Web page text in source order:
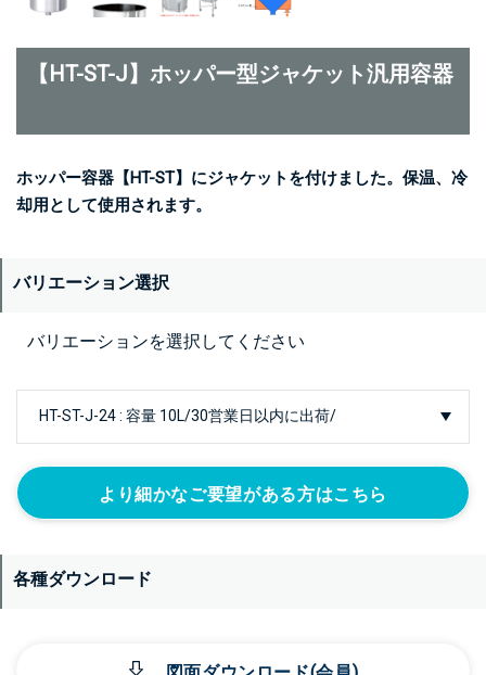
【HT-ST-J】ホッパー型ジャケット汎用容器
ホッパー容器【HT-ST】にジャケットを付けました。保温、冷
却用として使用されます。
バリエーション選択
バリエーションを選択してください
より細かなご要望がある方はこちら
各種ダウンロード